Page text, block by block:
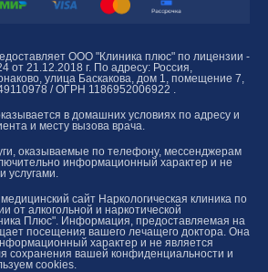
ООО "Клиника плюс" по лицензии -
от 21.12.2018 г. По адресу: Россия,
улица Баскакова, дом 1, помещение 7,
/ ОГРН 1186952006922 .
в домашних условиях по адресу и
и месту вызова врача.
оказываемые по телефону, мессенджерам
информационный характер и не
услугами.
сайт Наркологическая клиника по
от алкогольной и наркотической
Плюс". Информация, предоставляемая на
посещения вашего лечащего доктора. Она
характер и не является
сохранения вашей конфиденциальности и
cookies.